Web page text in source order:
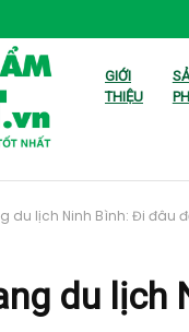
GIỚI
THIỆU
du lịch Ninh Bình: Đi đâu
du lịch